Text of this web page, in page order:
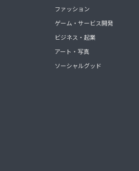
ファッション
ゲーム・サービス開発
ビジネス・起業
アート・写真
ソーシャルグッド